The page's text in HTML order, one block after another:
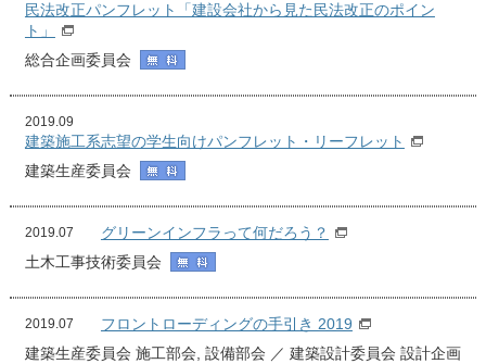
民法改正パンフレット「建設会社から見た民法改正のポイン
ト」
総合企画委員会
2019.09
建築施⼯系志望の学⽣向けパンフレット・リーフレット
建築生産委員会
2019.07
グリーンインフラって何だろう？
土木工事技術委員会
2019.07
フロントローディングの手引き 2019
建築生産委員会 施工部会, 設備部会 ／ 建築設計委員会 設計企画